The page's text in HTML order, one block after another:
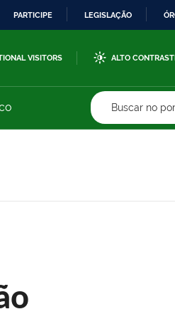
PARTICIPE LEGISLAÇÃO
VISITORS ALTO
Buscar no